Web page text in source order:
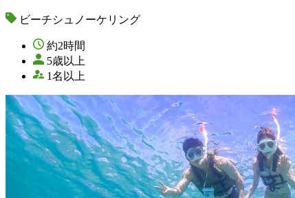
ビーチシュノーケリング
約2時間
5歳以上
1名以上